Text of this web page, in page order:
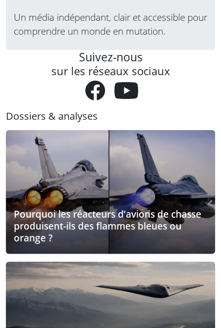
Un média indépendant, clair et accessible pour
comprendre un monde en mutation.
Suivez-nous
sur les réseaux sociaux
Dossiers & analyses
Pourquoi les réacteurs d’avions de chasse
produisent-ils des flammes bleues ou
orange ?